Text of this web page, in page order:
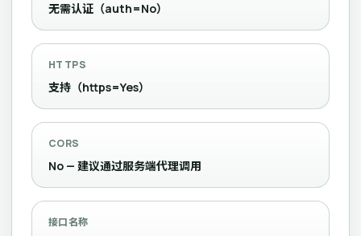
无需认证（auth=No）
HTTPS
支持（https=Yes）
CORS
No — 建议通过服务端代理调用
接口名称